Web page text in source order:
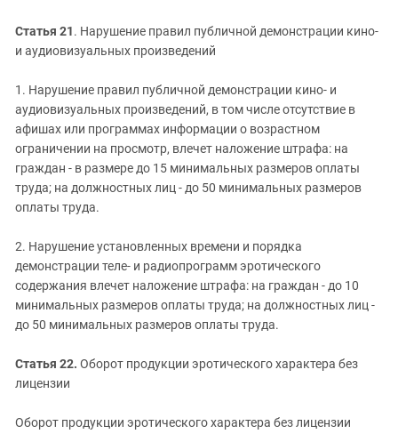
Статья 21. Нарушение правил публичной демонстрации кино-
и аудиовизуальных произведений
1. Нарушение правил публичной демонстрации кино- и
аудиовизуальных произведений, в том числе отсутствие в
афишах или программах информации о возрастном
ограничении на просмотр, влечет наложение штрафа: на
граждан - в размере до 15 минимальных размеров оплаты
труда; на должностных лиц - до 50 минимальных размеров
оплаты труда.
2. Нарушение установленных времени и порядка
демонстрации теле- и радиопрограмм эротического
содержания влечет наложение штрафа: на граждан - до 10
минимальных размеров оплаты труда; на должностных лиц -
до 50 минимальных размеров оплаты труда.
Статья 22. Оборот продукции эротического характера без
лицензии
Оборот продукции эротического характера без лицензии